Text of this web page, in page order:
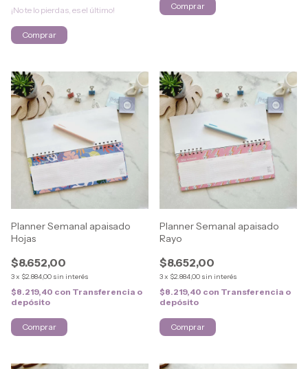
¡No te lo pierdas, es el último!
Comprar
Planner Semanal apaisado
Hojas
$8.652,00
3x $2.884,00 sin interés
$8.219,40 con Transferencia o
depósito
Planner Semanal apaisado
Rayo
$8.652,00
3x $2.884,00 sin interés
$8.219,40 con Transferencia o
depósito